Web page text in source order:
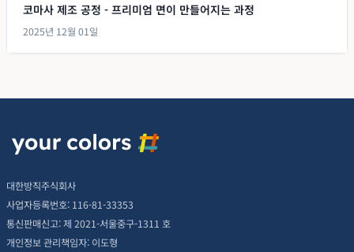
코마사 제조 공정 - 프리미엄 면이 만들어지는 과정
2025년 12월 01일
대한방직주식회사
사업자등록번호: 116-81-33353
통신판매신고: 제 2021-서울중구-1311 호
개인정보 관리책임자: 이도형